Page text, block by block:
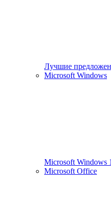
Лучшие
Microsoft Windows
Microsoft Windows
Microsoft Office